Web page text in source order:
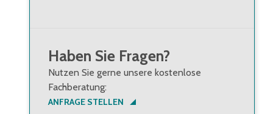
Haben Sie Fragen?
Nutzen Sie gerne unsere kostenlose
Fachberatung:
ANFRAGE STELLEN